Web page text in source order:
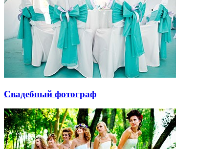
Свадебный фотограф